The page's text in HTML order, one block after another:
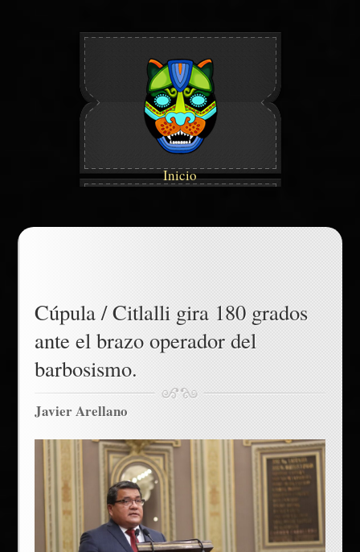
Inicio
Cúpula / Citlalli gira 180 grados
ante el brazo operador del
barbosismo.
Javier Arellano